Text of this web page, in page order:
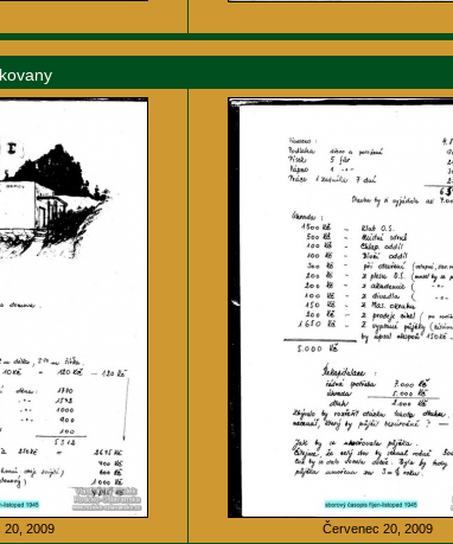
20, 2009 Červenec 20, 2009